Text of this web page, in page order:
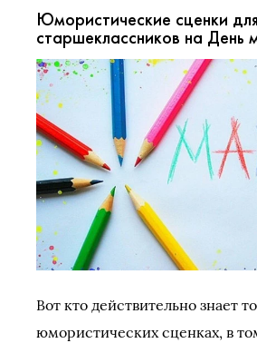
Юмористические сценки для
старшеклассников на День
Вот кто действительно знает
юмористических сценках, в